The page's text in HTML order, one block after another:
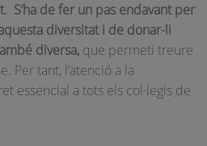
S’ha de fer un pas endavant per
diversitat i de donar-li
diversa, que permeti treure
Per tant, l’atenció a la
essencial a tots els col·legis de